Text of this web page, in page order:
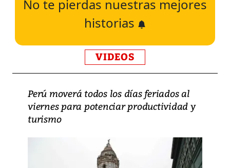
No te pierdas nuestras mejores
historias
VIDEOS
Perú moverá todos los días feriados al
viernes para potenciar productividad y
turismo